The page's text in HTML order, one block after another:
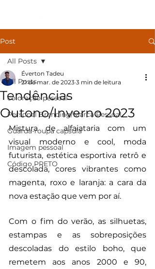
Post
All Posts
coloração pessoal
Personal Branding/Marca Pessoal
Guarda-roupa capsula
Imagem pessoal
Código PRETO
All Posts
Tendências
Outono/Inverno 2023
Éverton Tadeu
21 de mar. de 2023 3 min de leitura
Mistura de alfaiataria com um
visual moderno e cool, moda
futurista, estética esportiva retrô e
descolada, cores vibrantes como
magenta, roxo e laranja: a cara da
nova estação que vem por aí.
Com o fim do verão, as silhuetas,
estampas e as sobreposições
descoladas do estilo boho, que
remetem aos anos 2000 e 90,